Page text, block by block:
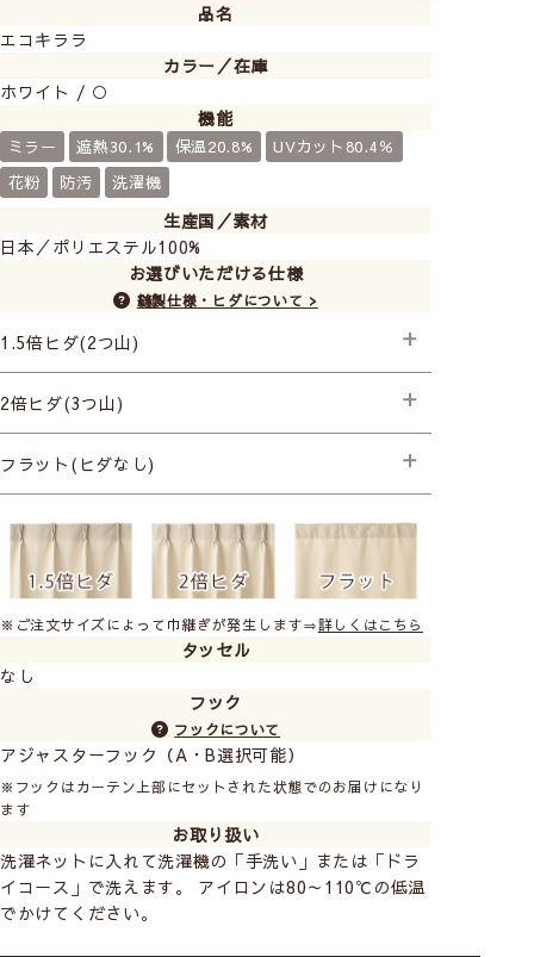
飽きのこない光沢のあるストライプの刺繍で
機能性がありおしゃれなレースカーテンが欲しい方には
おすすめです！
品名
エコキララ
カラー／在庫
ホワイト / ○
機能
ミラー 遮熱30.1% 保温20.8%
UVカット80.4％
花粉
防汚 洗濯機
生産国／素材
日本／ポリエステル100%
お選びいただける仕様
縫製仕様・ヒダについて >
1.5倍ヒダ(2つ山)
├スタンダード縫製
2倍ヒダ(3つ山)
├プレミアム縫製+形状記憶
フラット(ヒダなし)
※ご注文サイズによって巾継ぎが発生します⇒詳しくはこちら
タッセル
なし
フック
フックについて
アジャスターフック（A・B選択可能）
※フックはカーテン上部にセットされた状態でのお届けになり
ます
お取り扱い
洗濯ネットに入れて洗濯機の「手洗い」または「ドラ
イコース」で洗えます。 アイロンは80～110℃の低温
でかけてください。